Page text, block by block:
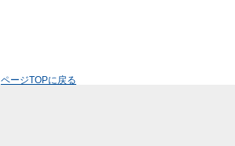
ページTOPに戻る